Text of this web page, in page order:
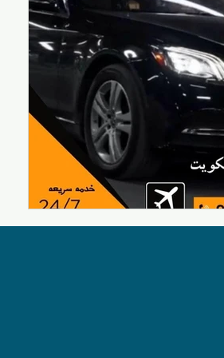
سيارات الأجرة الكويتية
تكسيات الكويت
تاكسي صباح السالم
والتنقل